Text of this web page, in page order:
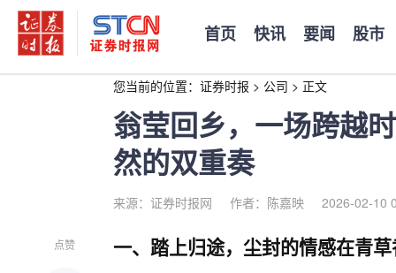
首页 快讯 要闻 股市
您当前的位置： 证券时报 > 公司 > 正文
翁莹回乡，一场跨越
然的双重奏
来源：证券时报网 作者：陈嘉映 2026-02-10
点赞 一、踏上归途，尘封的情感在青